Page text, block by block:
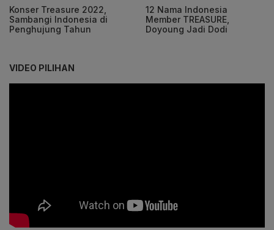
Konser Treasure 2022,
Sambangi Indonesia di
Penghujung Tahun
12 Nama Indonesia
Member TREASURE,
Doyoung Jadi Dodi
VIDEO PILIHAN